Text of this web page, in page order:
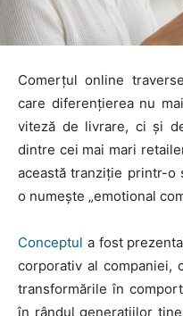
Comerțul online
care diferențierea nu
viteză de livrare, ci și
dintre cei mai mari
această tranziție printr-o
o numește „emotional
Conceptul a fost
corporativ al companiei,
transformările în
în rândul generațiilor